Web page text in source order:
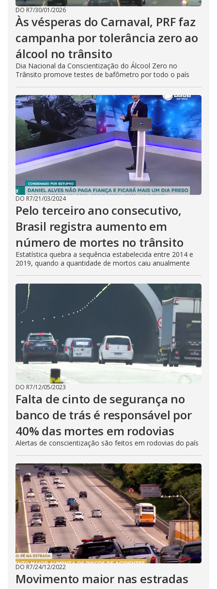
DO R7/30/01/2026
Às vésperas do Carnaval, PRF faz
campanha por tolerância zero ao
álcool no trânsito
Dia Nacional da Conscientização do Álcool Zero no
Trânsito promove testes de bafômetro por todo o país
DO R7/21/03/2024
Pelo terceiro ano consecutivo,
Brasil registra aumento em
número de mortes no trânsito
Estatística quebra a sequência estabelecida entre 2014 e
2019, quando a quantidade de mortos caiu anualmente
DO R7/12/05/2023
Falta de cinto de segurança no
banco de trás é responsável por
40% das mortes em rodovias
Alertas de conscientização são feitos em rodovias do país
DO R7/24/12/2022
Movimento maior nas estradas